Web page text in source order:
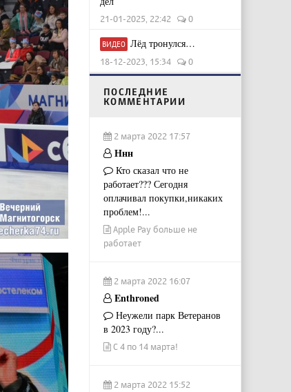
21-01-2025, 22:42 0
ВИДЕО Лёд тронулся…
18-12-2023, 15:34 0
ПОСЛЕДНИЕ
КОММЕНТАРИИ
2 марта 2022 17:57
Ннн
Кто сказал что не
работает??? Сегодня
оплачивал покупки,никаких
проблем!...
Apple Pay больше не
работает
2 марта 2022 16:07
Enthroned
Неужели парк Ветеранов
в 2023 году?...
С 4 по 14 марта!
2 марта 2022 15:52